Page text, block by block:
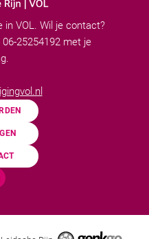
in VOL. Wil je contact?
25254192 met je